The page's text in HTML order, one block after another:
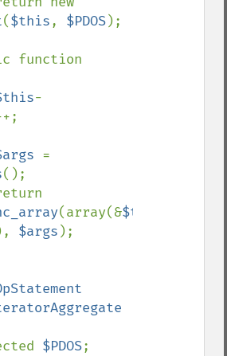
($this, $PDOS);
-
();
(array(&$this
$args );
$PDOS;